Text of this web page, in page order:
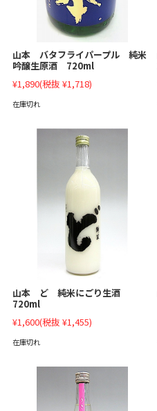
山本 バタフライパープル 純米
吟醸生原酒 720ml
¥1,890(税抜 ¥1,718)
在庫切れ
山本 ど 純米にごり生酒
720ml
¥1,600(税抜 ¥1,455)
在庫切れ